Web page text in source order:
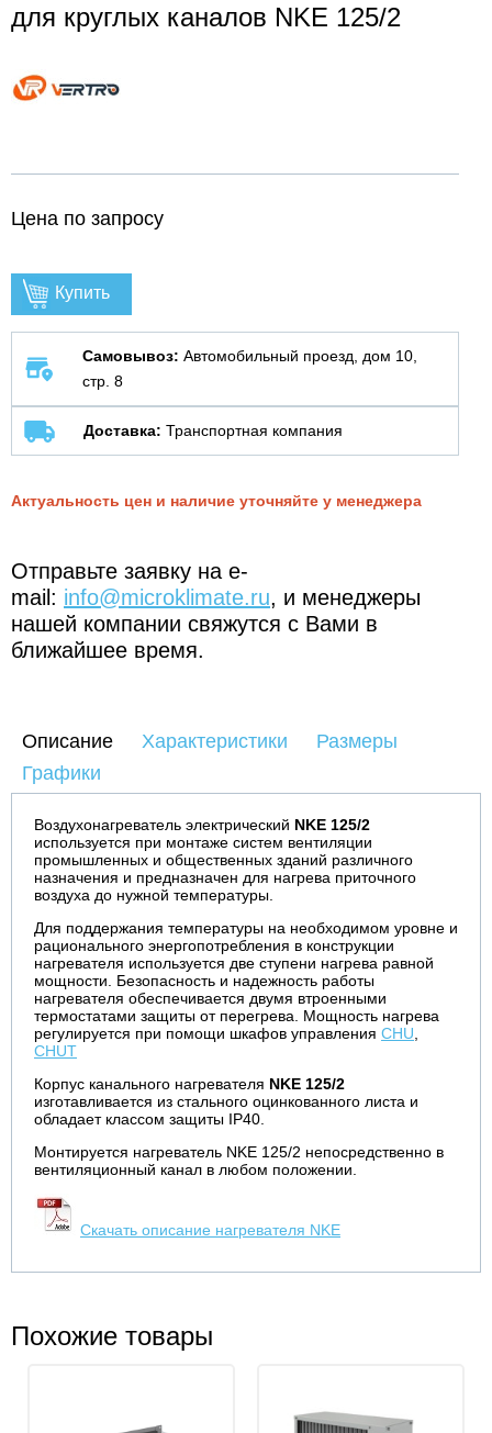
для круглых каналов NKE 125/2
Цена по запросу
Купить
Самовывоз: Автомобильный проезд, дом 10,
стр. 8
Доставка: Транспортная компания
Актуальность цен и наличие уточняйте у менеджера
Отправьте заявку на e-
mail: info@microklimate.ru, и менеджеры
нашей компании свяжутся с Вами в
ближайшее время.
Описание Характеристики
Размеры
Графики
Воздухонагреватель электрический NKE 125/2
используется при монтаже систем вентиляции
промышленных и общественных зданий различного
назначения и предназначен для нагрева приточного
воздуха до нужной температуры.
Для поддержания температуры на необходимом уровне и
рационального энергопотребления в конструкции
нагревателя используется две ступени нагрева равной
мощности. Безопасность и надежность работы
нагревателя обеспечивается двумя втроенными
термостатами защиты от перегрева. Мощность нагрева
регулируется при помощи шкафов управления CHU
CHUT
Корпус канального нагревателя NKE 125/2
изготавливается из стального оцинкованного листа и
обладает классом защиты IP40.
Монтируется нагреватель NKE 125/2 непосредственно в
вентиляционный канал в любом положении.
Скачать описание нагревателя NKE
Похожие товары